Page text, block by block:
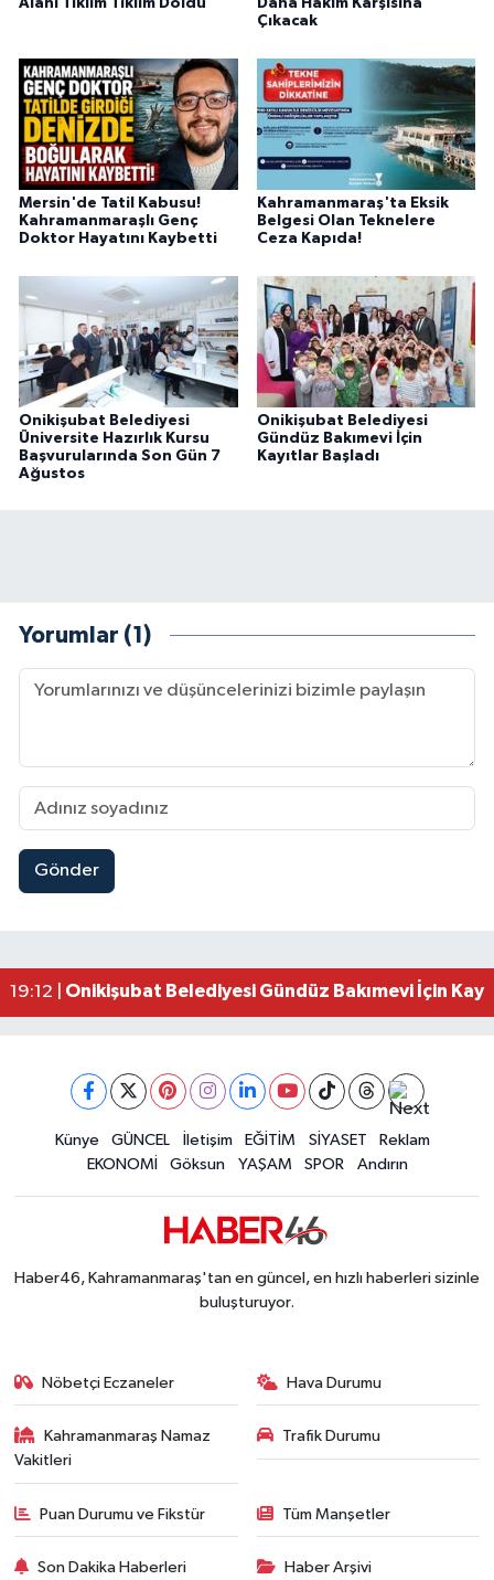
Alanı Tıklım Tıklım Doldu
Daha Hakim Karşısına
Çıkacak
Mersin'de Tatil Kabusu!
Kahramanmaraşlı Genç
Doktor Hayatını Kaybetti
Kahramanmaraş'ta Eksik
Belgesi Olan Teknelere
Ceza Kapıda!
Onikişubat Belediyesi
Üniversite Hazırlık Kursu
Başvurularında Son Gün 7
Ağustos
Onikişubat Belediyesi
Gündüz Bakımevi İçin
Kayıtlar Başladı
Yorumlar (1)
Gönder
12:09 |Kahramanmaraş'ta Madrigal Coşkusu! Fuar
19:12 | Onikişubat Belediyesi Gündüz Bakımevi İçin
19:10 |Kahramanmaraş'ta 29 Kilometrelik Grup
Kahramanmaraş'ta Zehir Tacirlerine Eş Zamanlı
Kahramanmaraş'ta Gerçeğini Aratmayan
14:32 |Kahramanmaraş'ta Pazarcık'a 38 Bin Ton
Kahramanmaraş'ta Müzik Dolu Akşam!
14:18 |Konserler Satışları Patlattı! Kahramanmaraş
Kahramanmaraş'ta 45 Milyon TL'lik Yatırım
Kahramanmaraş-Göksun Yolunu Kullananlar
Künye GÜNCEL İletişim EĞİTİM SİYASET
Reklam
EKONOMİ
Göksun YAŞAM SPOR Andırın
Haber46, Kahramanmaraş'tan en güncel, en hızlı haberleri sizinle
buluşturuyor.
Nöbetçi Eczaneler Hava Durumu
Kahramanmaraş Namaz
Vakitleri
Trafik Durumu
Puan Durumu ve Fikstür Tüm Manşetler
Son Dakika Haberleri Haber Arşivi